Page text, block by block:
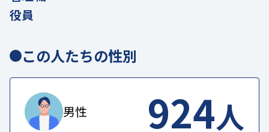
役員
この人たちの性別
男性 924人